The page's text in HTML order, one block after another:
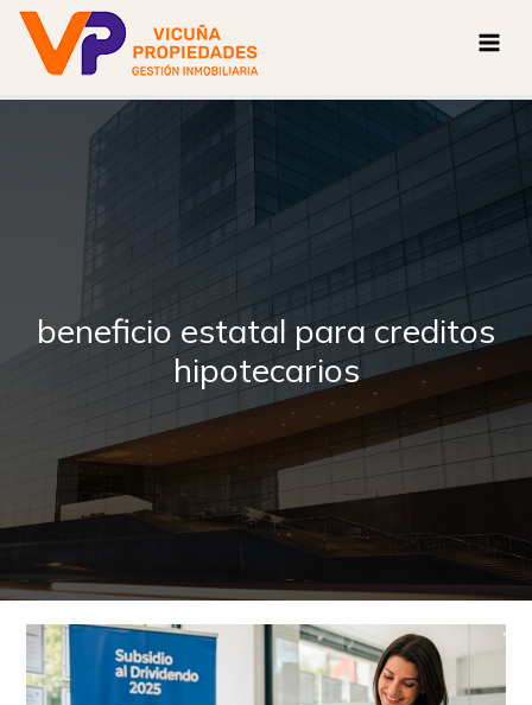
contenido
beneficio estatal para creditos
hipotecarios
Subsidio
al
dividendo: